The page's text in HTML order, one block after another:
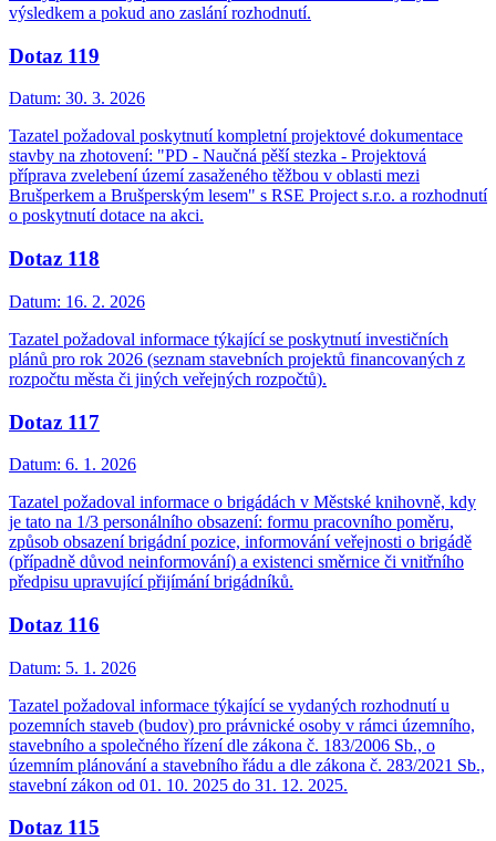
výsledkem a pokud ano zaslání rozhodnutí.
Dotaz 119
Datum: 30. 3. 2026
Tazatel požadoval poskytnutí kompletní projektové dokumentace
stavby na zhotovení: "PD - Naučná pěší stezka - Projektová
příprava zvelebení území zasaženého těžbou v oblasti mezi
Brušperkem a Brušperským lesem" s RSE Project s.r.o. a rozhodnutí
o poskytnutí dotace na akci.
Dotaz 118
Datum: 16. 2. 2026
Tazatel požadoval informace týkající se poskytnutí investičních
plánů pro rok 2026 (seznam stavebních projektů financovaných z
rozpočtu města či jiných veřejných rozpočtů).
Dotaz 117
Datum: 6. 1. 2026
Tazatel požadoval informace o brigádách v Městské knihovně, kdy
je tato na 1/3 personálního obsazení: formu pracovního poměru,
způsob obsazení brigádní pozice, informování veřejnosti o brigádě
(případně důvod neinformování) a existenci směrnice či vnitřního
předpisu upravující přijímání brigádníků.
Dotaz 116
Datum: 5. 1. 2026
Tazatel požadoval informace týkající se vydaných rozhodnutí u
pozemních staveb (budov) pro právnické osoby v rámci územního,
stavebního a společného řízení dle zákona č. 183/2006 Sb., o
územním plánování a stavebního řádu a dle zákona č. 283/2021 Sb.,
stavební zákon od 01. 10. 2025 do 31. 12. 2025.
Dotaz 115